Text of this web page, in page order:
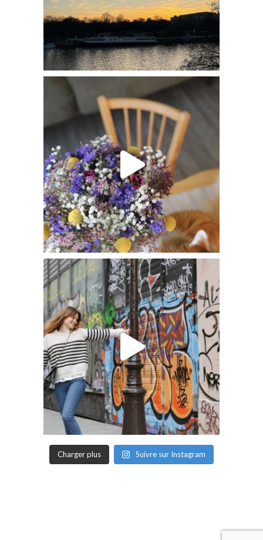
Charger plus Suivre sur Instagram